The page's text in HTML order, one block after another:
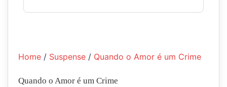
Home / Suspense / Quando o Amor é um Crime
Quando o Amor é um Crime